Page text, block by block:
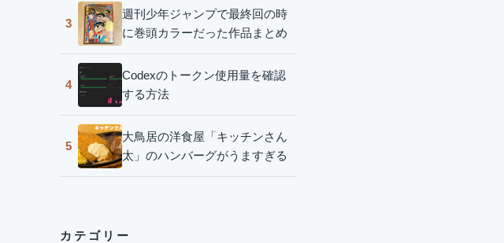
3
週刊少年ジャンプで最終回の時
に巻頭カラーだった作品まとめ
4
Codexのトークン使用量を確認
する方法
5
大鳥居の洋食屋「キッチンさん
太」のハンバーグがうますぎる
カテゴリー